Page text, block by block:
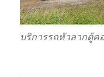
บริการรถหัวลากตู้ค